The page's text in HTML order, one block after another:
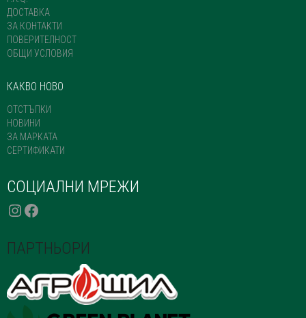
ДОСТАВКА
ЗА КОНТАКТИ
ПОВЕРИТЕЛНОСТ
ОБЩИ УСЛОВИЯ
КАКВО НОВО
ОТСТЪПКИ
НОВИНИ
ЗА МАРКАТА
СЕРТИФИКАТИ
СОЦИАЛНИ МРЕЖИ
INSTAGRAM
FACEBOOK
ПАРТНЬОРИ